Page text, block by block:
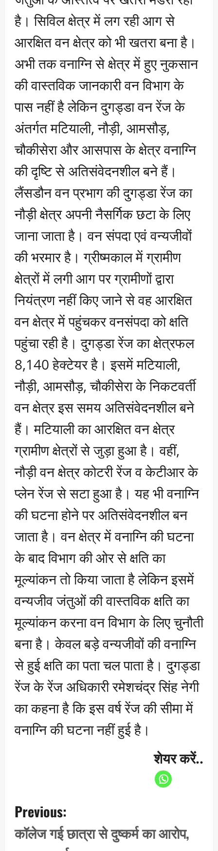
है। सिविल क्षेत्र में लग रही आग से
आरक्षित वन क्षेत्र को भी खतरा बना है।
अभी तक वनाग्नि से क्षेत्र में हुए नुकसान
की वास्तविक जानकारी वन विभाग के
पास नहीं है लेकिन दुगड्डा वन रेंज के
अंतर्गत मटियाली, नौड़ी, आमसौड़,
चौकीसेरा और आसपास के क्षेत्र वनाग्नि
की दृष्टि से अतिसंवेदनशील बने हैं।
लैंसडौन वन प्रभाग की दुगड्डा रेंज का
नौड़ी क्षेत्र अपनी नैसर्गिक छटा के लिए
जाना जाता है। वन संपदा एवं वन्यजीवों
की भरमार है। ग्रीष्मकाल में ग्रामीण
क्षेत्रों में लगी आग पर ग्रामीणों द्वारा
नियंत्रण नहीं किए जाने से वह आरक्षित
वन क्षेत्र में पहुंचकर वनसंपदा को क्षति
पहुंचा रही है। दुगड्डा रेंज का क्षेत्रफल
8,140 हेक्टेयर है। इसमें मटियाली,
नौड़ी, आमसौड़, चौकीसेरा के निकटवर्ती
वन क्षेत्र इस समय अतिसंवेदनशील बने
हैं। मटियाली का आरक्षित वन क्षेत्र
ग्रामीण क्षेत्रों से जुड़ा हुआ है। वहीं,
नौड़ी वन क्षेत्र कोटरी रेंज व केटीआर के
प्लेन रेंज से सटा हुआ है। यह भी वनाग्नि
की घटना होने पर अतिसंवेदनशील बन
जाता है। वन क्षेत्र में वनाग्नि की घटना
के बाद विभाग की ओर से क्षति का
मूल्यांकन तो किया जाता है लेकिन इसमें
वन्यजीव जंतुओं की वास्तविक क्षति का
मूल्यांकन करना वन विभाग के लिए चुनौती
बना है। केवल बड़े वन्यजीवों की वनाग्नि
से हुई क्षति का पता चल पाता है। दुगड्डा
रेंज के रेंज अधिकारी रमेशचंद्र सिंह नेगी
का कहना है कि इस वर्ष रेंज की सीमा में
वनाग्नि की घटना नहीं हुई है।
शेयर करें..
o
s
t
Previous:
कॉलेज गई छात्रा से दुष्कर्म का आरोप,